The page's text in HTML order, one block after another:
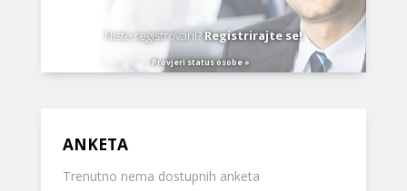
Niste registrovani?Registrirajte se!
Provjeri status osobe »
ANKETA
Trenutno nema dostupnih anketa